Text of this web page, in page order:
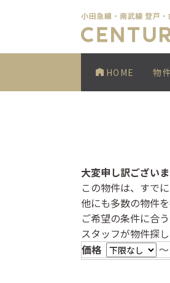
HOME 物
大変申し訳ござい
この物件は、すで
他にも多数の物件
ご希望の条件に合
スタッフが物件探
価格
～